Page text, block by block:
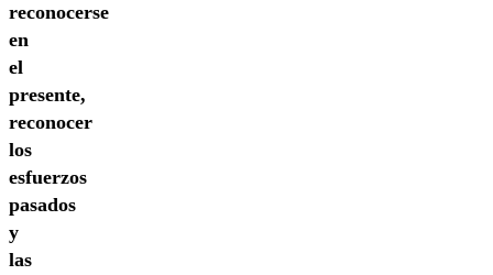
reconocerse
en
el
presente,
reconocer
los
esfuerzos
pasados
y
las